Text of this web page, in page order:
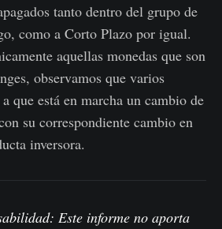
tanto dentro del grupo de
como a Corto Plazo por igual.
aquellas monedas que son
observamos que varios
que está en marcha un cambio de
su correspondiente cambio en
inversora.
Este informe no aporta